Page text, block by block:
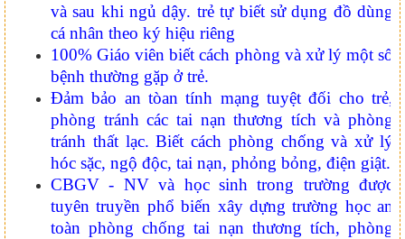
và sau khi ngủ dậy. trẻ tự biết sử dụng đồ dùng
cá nhân theo ký hiệu riêng
100% Giáo viên biết cách phòng và xử lý một số
bệnh thường gặp ở trẻ.
Đảm bảo an tòan tính mạng tuyệt đối cho trẻ,
phòng tránh các tai nạn thương tích và phòng
tránh thất lạc. Biết cách phòng chống và xử lý
hóc sặc, ngộ độc, tai nạn, phỏng bỏng, điện giật.
CBGV - NV và học sinh trong trường được
tuyên truyền phổ biến xây dựng trường học an
toàn phòng chống tai nạn thương tích, phòng